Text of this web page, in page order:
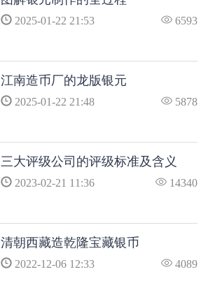
2025-01-22 21:53 6593
江南造币厂的龙版银元
2025-01-22 21:48 5878
三大评级公司的评级标准及含义
2023-02-21 11:36 14340
清朝西藏造乾隆宝藏银币
2022-12-06 12:33 4089